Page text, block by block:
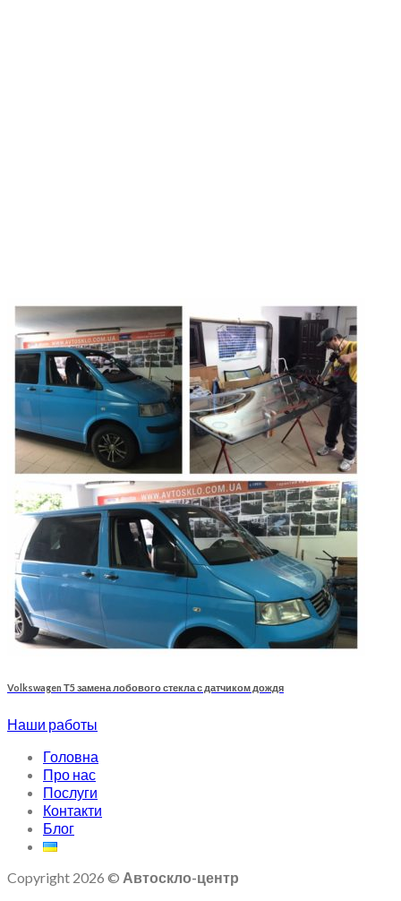
Volkswagen Т5 замена лобового стекла с датчиком дождя
Наши работы
Головна
Про нас
Послуги
Контакти
Блог
Copyright 2026 © Автоскло-центр